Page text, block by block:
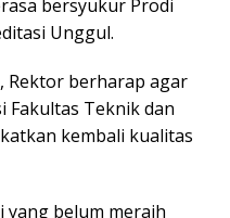
bersyukur Prodi
Unggul.
Rektor berharap agar
Fakultas Teknik dan
kembali kualitas
belum meraih